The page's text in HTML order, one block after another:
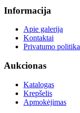
Informacija
Apie galeriją
Kontaktai
Privatumo politika
Aukcionas
Katalogas
Krepšelis
Apmokėjimas